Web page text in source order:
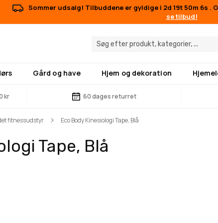
Sommer udsalg! Tilbuddene er gyldige i 2d 19t 50m 6s .
se tilbud!
Gård og have Hjem og dekoration
kr 60 dages returret
fitnessudstyr Eco Body Kinesiologi Tape, Blå
Tape, Blå